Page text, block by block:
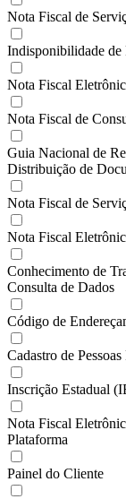
Nota Fiscal de
Indisponibilidade de
Nota Fiscal
Nota Fiscal de
Guia Nacional de
Distribuição de
Nota Fiscal de
Nota Fiscal
Conhecimento de
Consulta de Dados
Código de
Cadastro de
Inscrição Estadual
Nota Fiscal
Plataforma
Painel do Cliente